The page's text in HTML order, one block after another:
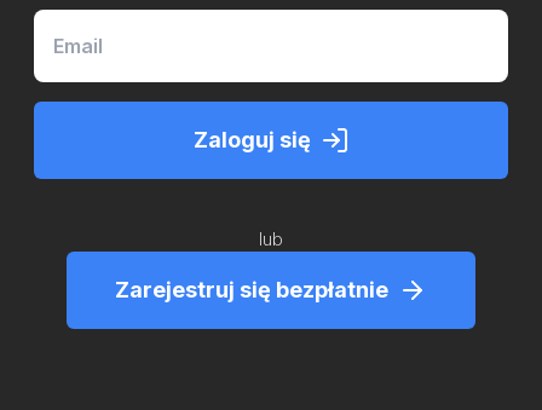
Zaloguj się
lub
Zarejestruj się bezpłatnie